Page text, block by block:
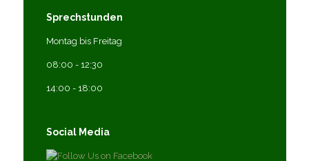
Sprechstunden
Montag bis Freitag
08:00 - 12:30
14:00 - 18:00
Social Media